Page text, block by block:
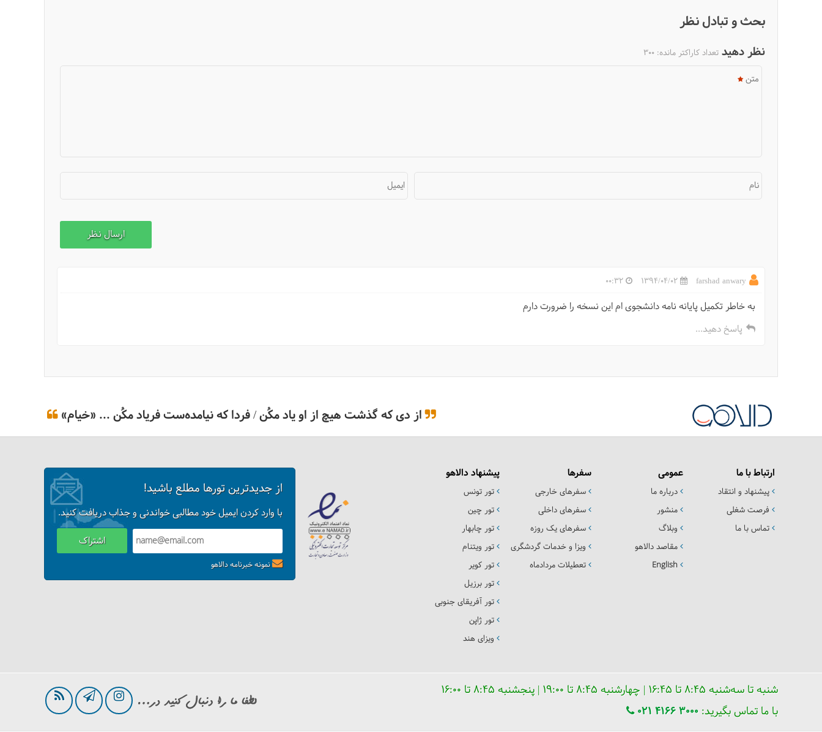
بحث و تبادل نظر
نظر دهید تعداد کاراکتر مانده: 300
متن
نام ایمیل
farshad anwary
1394/04/02
00:32
به خاطر تکمیل پایانه نامه دانشجوی ام این نسخه را ضرورت دارم
پاسخ دهید...
از دی که گذشت هیچ از او یاد مکُن / فردا که نیامده‌ست فریاد مکُن ... «خیام»
ارتباط با ما
پیشنهاد و انتقاد
فرصت شغلی
تماس با ما
عمومی
درباره ما
منشور
وبلاگ
مقاصد دالاهو
English
سفرها
سفرهای خارجی
سفرهای داخلی
سفرهای یک روزه
ویزا و خدمات گردشگری
تعطیلات مردادماه
پیشنهاد دالاهو
تور تونس
تور چین
تور چابهار
تور ویتنام
تور کویر
تور برزیل
تور آفریقای جنوبی
تور ژاپن
ویزای هند
از جدیدترین تورها مطلع باشید!
با وارد کردن ایمیل خود مطالبی خواندنی و جذاب دریافت کنید.
اشتراک
نمونه خبرنامه دالاهو
شنبه تا سه‌شنبه ۸:۴۵ تا ۱۶:۴۵ | چهارشنبه ۸:۴۵ تا ۱۹:۰۰ | پنجشنبه ۸:۴۵ تا ۱۶:۰۰
با ما تماس بگیرید: 021 4166 3000